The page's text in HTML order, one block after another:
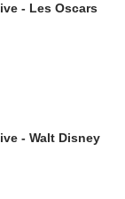
- Les Oscars
- Walt Disney